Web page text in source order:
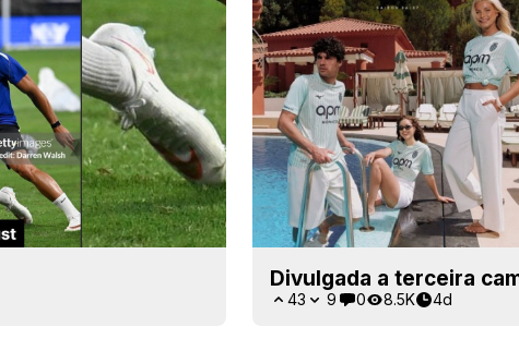
Divulgada a terceira
43 9 0 8.5K 4d